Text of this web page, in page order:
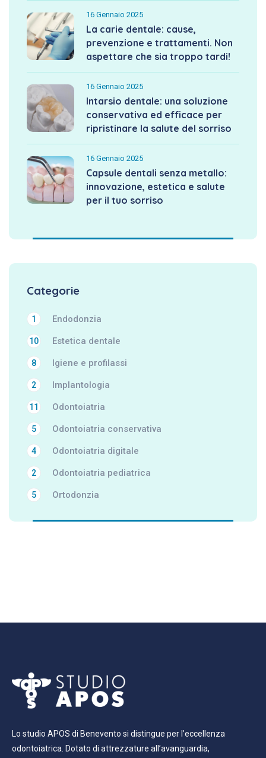
16 Gennaio 2025
La carie dentale: cause,
prevenzione e trattamenti. Non
aspettare che sia troppo tardi!
16 Gennaio 2025
Intarsio dentale: una soluzione
conservativa ed efficace per
ripristinare la salute del sorriso
16 Gennaio 2025
Capsule dentali senza metallo:
innovazione, estetica e salute
per il tuo sorriso
Categorie
Endodonzia
1
Estetica dentale
10
Igiene e profilassi
8
Implantologia
2
Odontoiatria
11
Odontoiatria conservativa
5
Odontoiatria digitale
4
Odontoiatria pediatrica
2
Ortodonzia
5
Lo studio APOS di Benevento si distingue per l’eccellenza
odontoiatrica. Dotato di attrezzature all’avanguardia,